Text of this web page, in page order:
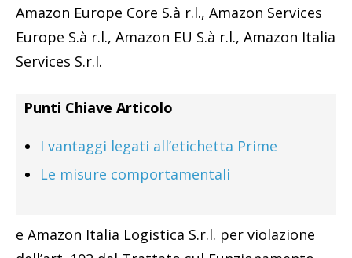
Amazon Europe Core S.à r.l., Amazon Services
Europe S.à r.l., Amazon EU S.à r.l., Amazon Italia
Services S.r.l.
Punti Chiave Articolo
I vantaggi legati all’etichetta Prime
Le misure comportamentali
e Amazon Italia Logistica S.r.l. per violazione